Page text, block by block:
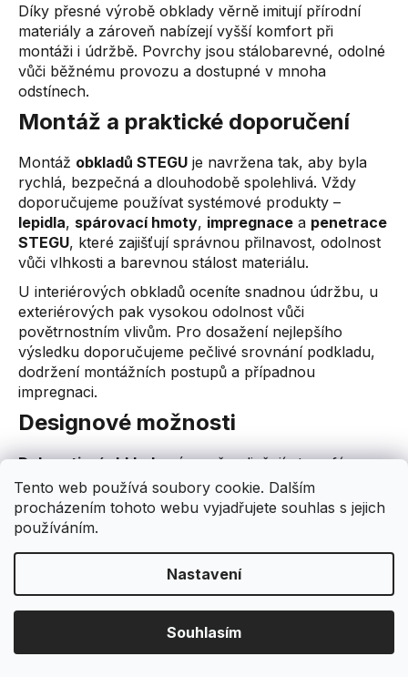
Tento web používá soubory cookie. Dalším
procházením tohoto webu vyjadřujete souhlas s jejich
používáním.
Nastavení
Souhlasím
Díky přesné výrobě obklady věrně imitují přírodní
materiály a zároveň nabízejí vyšší komfort při
montáži i údržbě. Povrchy jsou stálobarevné, odolné
vůči běžnému provozu a dostupné v mnoha
odstínech.
Montáž a praktické doporučení
Montáž obkladů STEGU je navržena tak, aby byla
rychlá, bezpečná a dlouhodobě spolehlivá. Vždy
doporučujeme používat systémové produkty –
lepidla, spárovací hmoty, impregnace a penetrace
STEGU, které zajišťují správnou přilnavost, odolnost
vůči vlhkosti a barevnou stálost materiálu.
U interiérových obkladů oceníte snadnou údržbu, u
exteriérových pak vysokou odolnost vůči
povětrnostním vlivům. Pro dosažení nejlepšího
výsledku doporučujeme pečlivé srovnání podkladu,
dodržení montážních postupů a případnou
impregnaci.
Designové možnosti
Dekorativní obkladyvýrazně ovlivňují atmosféru
interiéru. Zajišťují strukturu, hloubku a exkluzivní
vzhled stěn. Vytvoříte s nimi akcentní stěny,
zvýrazníte architektonické linie nebo dodáte prostoru
Pokud hledáte jemnější nebo modernější výraz,
doporučujeme takéakustické lamely, které
perfektně doplňují obkladové plochy.
Showroom Jesenice u Prahy